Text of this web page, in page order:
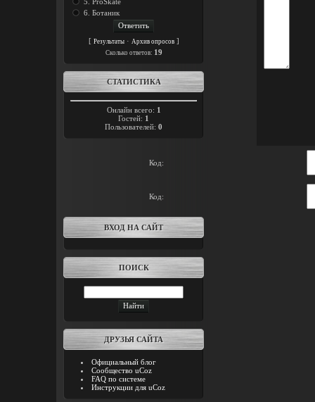
6. Ботаник
[ Результаты· Архив опросов]
Cколько ответов: 19
СТАТИСТИКА
Онлайн всего: 1
Гостей: 1
Пользователей: 0
Код:
Код:
ВХОД НА САЙТ
ПОИСК
ДРУЗЬЯ САЙТА
Официальный блог
Сообщество uCoz
FAQ по системе
Инструкции для uCoz